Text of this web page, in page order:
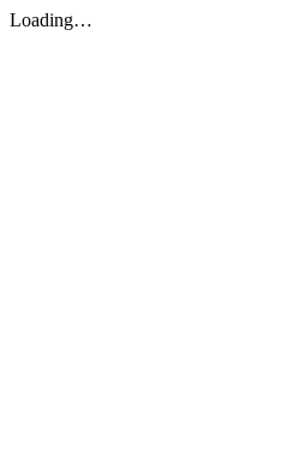
Loading…